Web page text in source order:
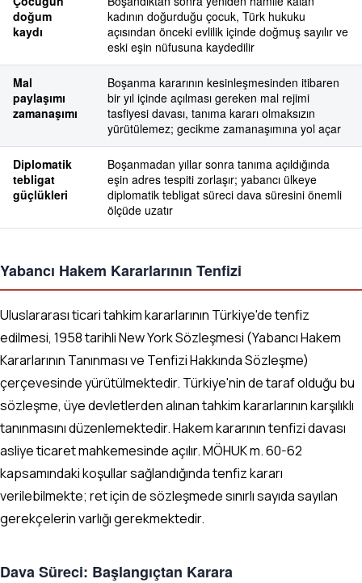
doğum
kaydı
kadının doğurduğu çocuk, Türk hukuku
açısından önceki evlilik içinde doğmuş sayılır ve
eski eşin nüfusuna kaydedilir
Mal
paylaşımı
zamanaşımı
Boşanma kararının kesinleşmesinden itibaren
bir yıl içinde açılması gereken mal rejimi
tasfiyesi davası, tanıma kararı olmaksızın
yürütülemez; gecikme zamanaşımına yol açar
Diplomatik
tebligat
güçlükleri
Boşanmadan yıllar sonra tanıma açıldığında
eşin adres tespiti zorlaşır; yabancı ülkeye
diplomatik tebligat süreci dava süresini önemli
ölçüde uzatır
Yabancı Hakem Kararlarının Tenfizi
Uluslararası ticari tahkim kararlarının Türkiye'de tenfiz
edilmesi, 1958 tarihli New York Sözleşmesi (Yabancı Hakem
Kararlarının Tanınması ve Tenfizi Hakkında Sözleşme)
çerçevesinde yürütülmektedir. Türkiye'nin de taraf olduğu bu
sözleşme, üye devletlerden alınan tahkim kararlarının karşılıklı
tanınmasını düzenlemektedir. Hakem kararının tenfizi davası
asliye ticaret mahkemesinde açılır. MÖHUK m. 60-62
kapsamındaki koşullar sağlandığında tenfiz kararı
verilebilmekte; ret için de sözleşmede sınırlı sayıda sayılan
gerekçelerin varlığı gerekmektedir.
Dava Süreci: Başlangıçtan Karara